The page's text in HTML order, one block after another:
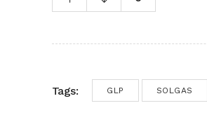
Tags: GLP SOLGAS